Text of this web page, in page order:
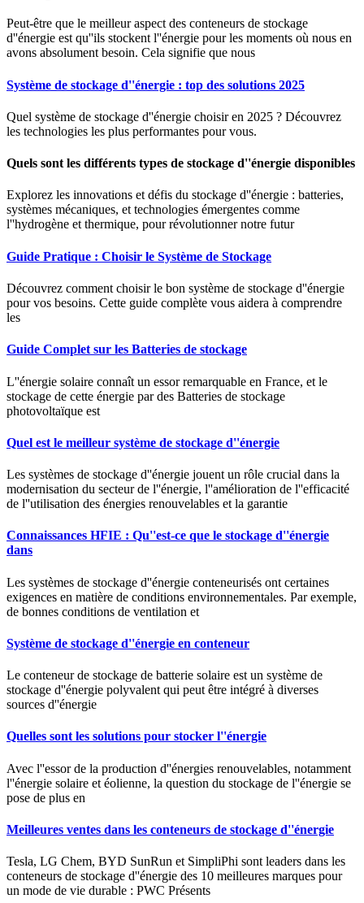
Peut-être que le meilleur aspect des conteneurs de stockage
d''énergie est qu''ils stockent l''énergie pour les moments où nous en
avons absolument besoin. Cela signifie que nous
Système de stockage d''énergie : top des solutions 2025
Quel système de stockage d''énergie choisir en 2025 ? Découvrez
les technologies les plus performantes pour vous.
Quels sont les différents types de stockage d''énergie disponibles
Explorez les innovations et défis du stockage d''énergie : batteries,
systèmes mécaniques, et technologies émergentes comme
l''hydrogène et thermique, pour révolutionner notre futur
Guide Pratique : Choisir le Système de Stockage
Découvrez comment choisir le bon système de stockage d''énergie
pour vos besoins. Cette guide complète vous aidera à comprendre
les
Guide Complet sur les Batteries de stockage
L''énergie solaire connaît un essor remarquable en France, et le
stockage de cette énergie par des Batteries de stockage
photovoltaïque est
Quel est le meilleur système de stockage d''énergie
Les systèmes de stockage d''énergie jouent un rôle crucial dans la
modernisation du secteur de l''énergie, l''amélioration de l''efficacité
de l''utilisation des énergies renouvelables et la garantie
Connaissances HFIE : Qu''est-ce que le stockage d''énergie
dans
Les systèmes de stockage d''énergie conteneurisés ont certaines
exigences en matière de conditions environnementales. Par exemple,
de bonnes conditions de ventilation et
Système de stockage d''énergie en conteneur
Le conteneur de stockage de batterie solaire est un système de
stockage d''énergie polyvalent qui peut être intégré à diverses
sources d''énergie
Quelles sont les solutions pour stocker l''énergie
Avec l''essor de la production d''énergies renouvelables, notamment
l''énergie solaire et éolienne, la question du stockage de l''énergie se
pose de plus en
Meilleures ventes dans les conteneurs de stockage d''énergie
Tesla, LG Chem, BYD SunRun et SimpliPhi sont leaders dans les
conteneurs de stockage d''énergie des 10 meilleures marques pour
un mode de vie durable : PWC Présents